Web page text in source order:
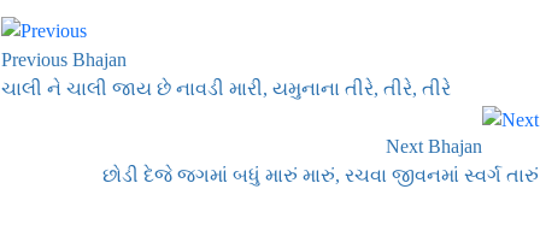
Previous Bhajan
ચાલી ને ચાલી જાય છે નાવડી મારી, યમુનાના તીરે, તીરે, તીરે
Next Bhajan
છોડી દેજે જગમાં બધું મારું મારું, રચવા જીવનમાં સ્વર્ગ તારું